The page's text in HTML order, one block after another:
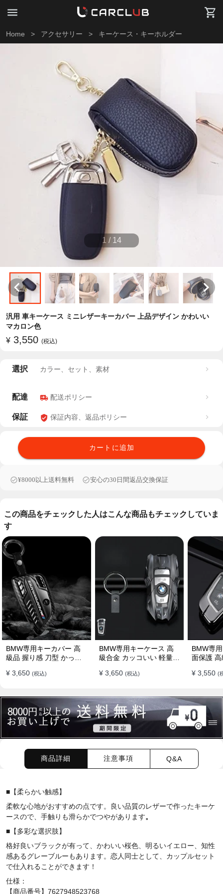
Home > アクセサリー > キーケース・キーホルダー
1 / 14
汎用 車キーケース ミニレザーキーカバー 上品デザイン かわいい
マカロン色
¥ 3,550 (税込)
選択 カラー、セット、素材
配達 配送ポリシー
保証 保証内容、返品ポリシー
カートに追加
¥8000以上送料無料 安心の30日間返品交換保証
この商品をチェックした人はこんな商品もチェックしていま
す
BMW専用キーカバー 高
級品 握り感 刀型 かっこ
ーケース
¥ 3,650 (税込)
BMW専用キーケース 高
級合金 カッコいい 軽量
バー
¥ 3,650 (税込)
BMW専
面保護
バー
¥ 3,550 (
商品詳細 注意事項 Q&A
■ 【柔らかい触感】
柔軟な心地がおすすめの点です。良い品質のレザーで作ったキーケ
ースので、手触りも滑らかでつやがあります。
■ 【多彩な選択肢】
格好良いブラックが有って、かわいい桜色、明るいイエロー、知性
感あるグレーブルーもあります。 恋人同士として、カップルセット
で仕入れることができます！
仕様：
【商品番号】7627948523768